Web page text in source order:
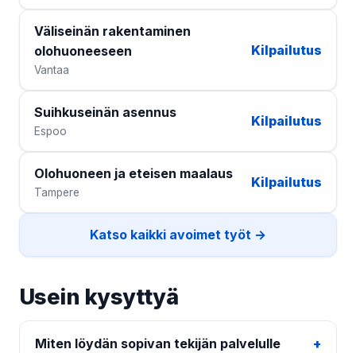
Väliseinän rakentaminen
olohuoneeseen
Vantaa
Kilpailutus
Suihkuseinän asennus
Espoo
Kilpailutus
Olohuoneen ja eteisen maalaus
Tampere
Kilpailutus
Katso kaikki avoimet työt →
Usein kysyttyä
Miten löydän sopivan tekijän palvelulle